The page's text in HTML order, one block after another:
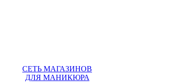
СЕТЬ МАГАЗИНОВ
ДЛЯ МАНИКЮРА